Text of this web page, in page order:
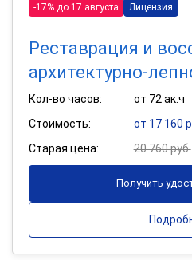
-17% до 17 августа Лицензия
Реставрация и
архитектурно-
Кол-во часов:
от 72 ак.ч
Стоимость:
от 17 160
Старая цена:
20 760 руб.
Получить